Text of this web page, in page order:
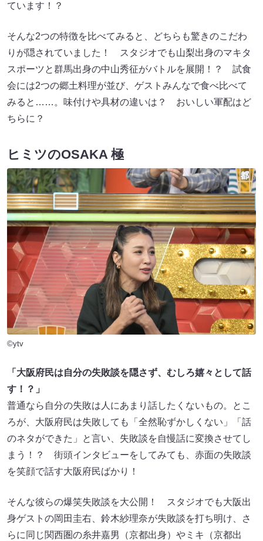
ています！？
そんな2つの特徴を比べてみると、どちらも驚きのこだわ
りが隠されていました！ スタジオでも山梨出身のマキタ
スポーツと群馬出身の中山秀征がバトルを展開！？ 試食
会には2つの郷土料理が並び、ゲストみんなで食べ比べて
みると……。味付けや具材の違いは？ おいしい軍配はど
ちらに？
ヒミツのOSAKA 極
©ytv
「大阪府民は自分の失敗談を隠さず、むしろ嬉々として話
す！？」
普通なら自分の失敗は人にあまり話したくないもの。とこ
ろが、大阪府民は失敗しても「全然恥ずかしくない」「話
のネタができた」と言い、失敗談を自慢話に変換させてし
まう！？ 街頭インタビューをしてみても、赤面の失敗談
を笑顔で話す大阪府民ばかり！
そんな彼らの爆笑失敗談を大公開！ スタジオでも大阪出
身ゲストの岡田圭右、鈴木紗理奈が失敗談を打ち明け、さ
らに同じ関西圏の糸井嘉男（京都出身）やミキ（京都出